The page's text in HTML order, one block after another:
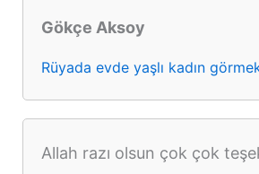
Gökçe Aksoy
Rüyada evde yaşlı kadın
Allah razı olsun çok çok